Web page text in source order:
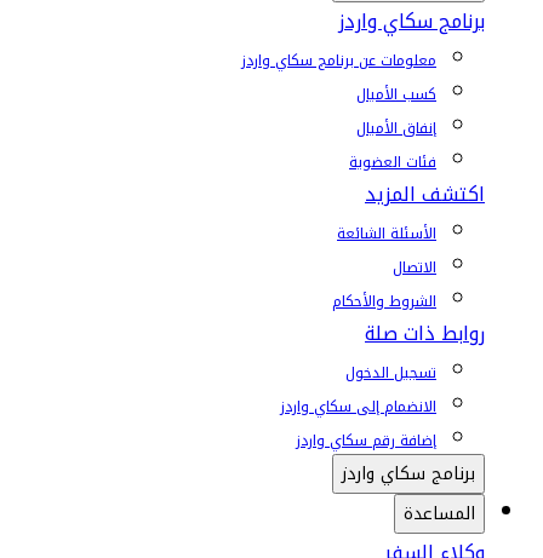
برنامج سكاي واردز
معلومات عن برنامج سكاي واردز
كسب الأميال
إنفاق الأميال
فئات العضوية
اكتشف المزيد
الأسئلة الشائعة
الاتصال
الشروط والأحكام
روابط ذات صلة
تسجيل الدخول
الانضمام إلى سكاي واردز
إضافة رقم سكاي واردز
برنامج سكاي واردز
المساعدة